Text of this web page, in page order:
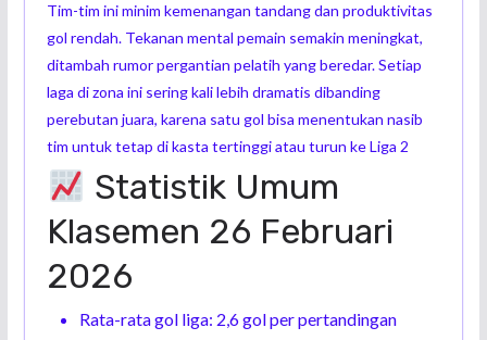
Tim-tim ini minim kemenangan tandang dan produktivitas
gol rendah. Tekanan mental pemain semakin meningkat,
ditambah rumor pergantian pelatih yang beredar. Setiap
laga di zona ini sering kali lebih dramatis dibanding
perebutan juara, karena satu gol bisa menentukan nasib
tim untuk tetap di kasta tertinggi atau turun ke Liga 2
Statistik Umum
Klasemen 26 Februari
2026
Rata-rata gol liga: 2,6 gol per pertandingan